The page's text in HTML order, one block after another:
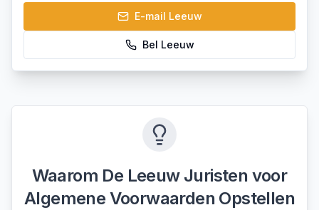
E-mail Leeuw
Bel Leeuw
Waarom De Leeuw Juristen voor
Algemene Voorwaarden Opstellen